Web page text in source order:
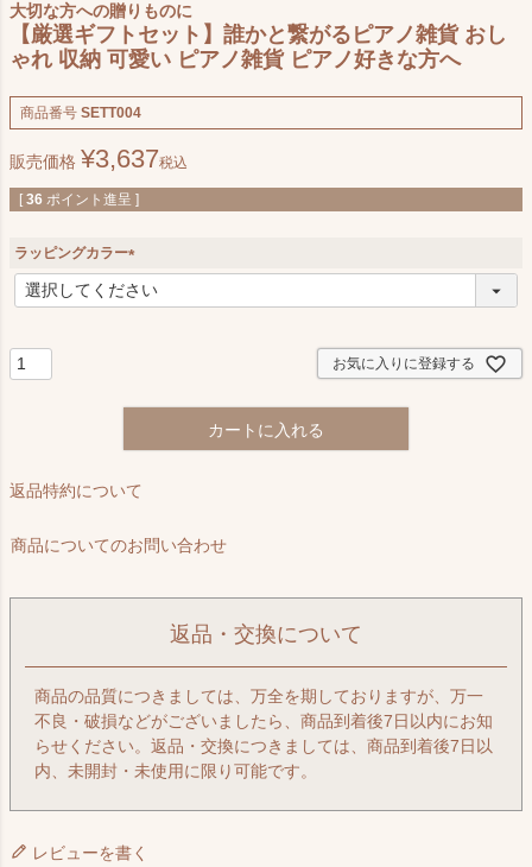
大切な方への贈りものに
【厳選ギフトセット】誰かと繋がるピアノ雑貨 おし
ゃれ 収納 可愛い ピアノ雑貨 ピアノ好きな方へ
商品番号 SETT004
販売価格 ¥3,637税込
[ 36 ポイント進呈 ]
ラッピングカラー
(
必
お気に入りに登録する
カートに入れる
返品特約について
商品についてのお問い合わせ
返品・交換について
商品の品質につきましては、万全を期しておりますが、万一
不良・破損などがございましたら、商品到着後7日以内にお知
らせください。返品・交換につきましては、商品到着後7日以
内、未開封・未使用に限り可能です。
レビューを書く